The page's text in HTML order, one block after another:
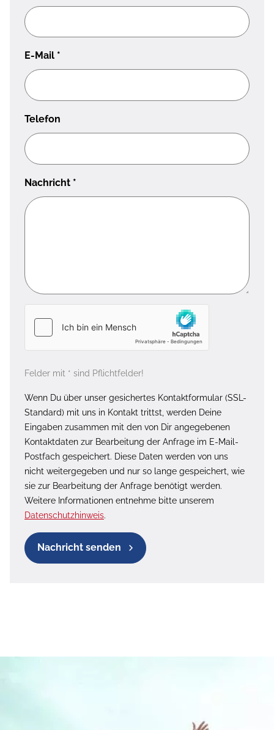
E-Mail *
Telefon
Nachricht *
Felder mit * sind Pflichtfelder!
Wenn Du über unser gesichertes Kontaktformular (SSL-
Standard) mit uns in Kontakt trittst, werden Deine
Eingaben zusammen mit den von Dir angegebenen
Kontaktdaten zur Bearbeitung der Anfrage im E-Mail-
Postfach gespeichert. Diese Daten werden von uns
nicht weitergegeben und nur so lange gespeichert, wie
sie zur Bearbeitung der Anfrage benötigt werden.
Weitere Informationen entnehme bitte unserem
Datenschutzhinweis.
Nachricht senden